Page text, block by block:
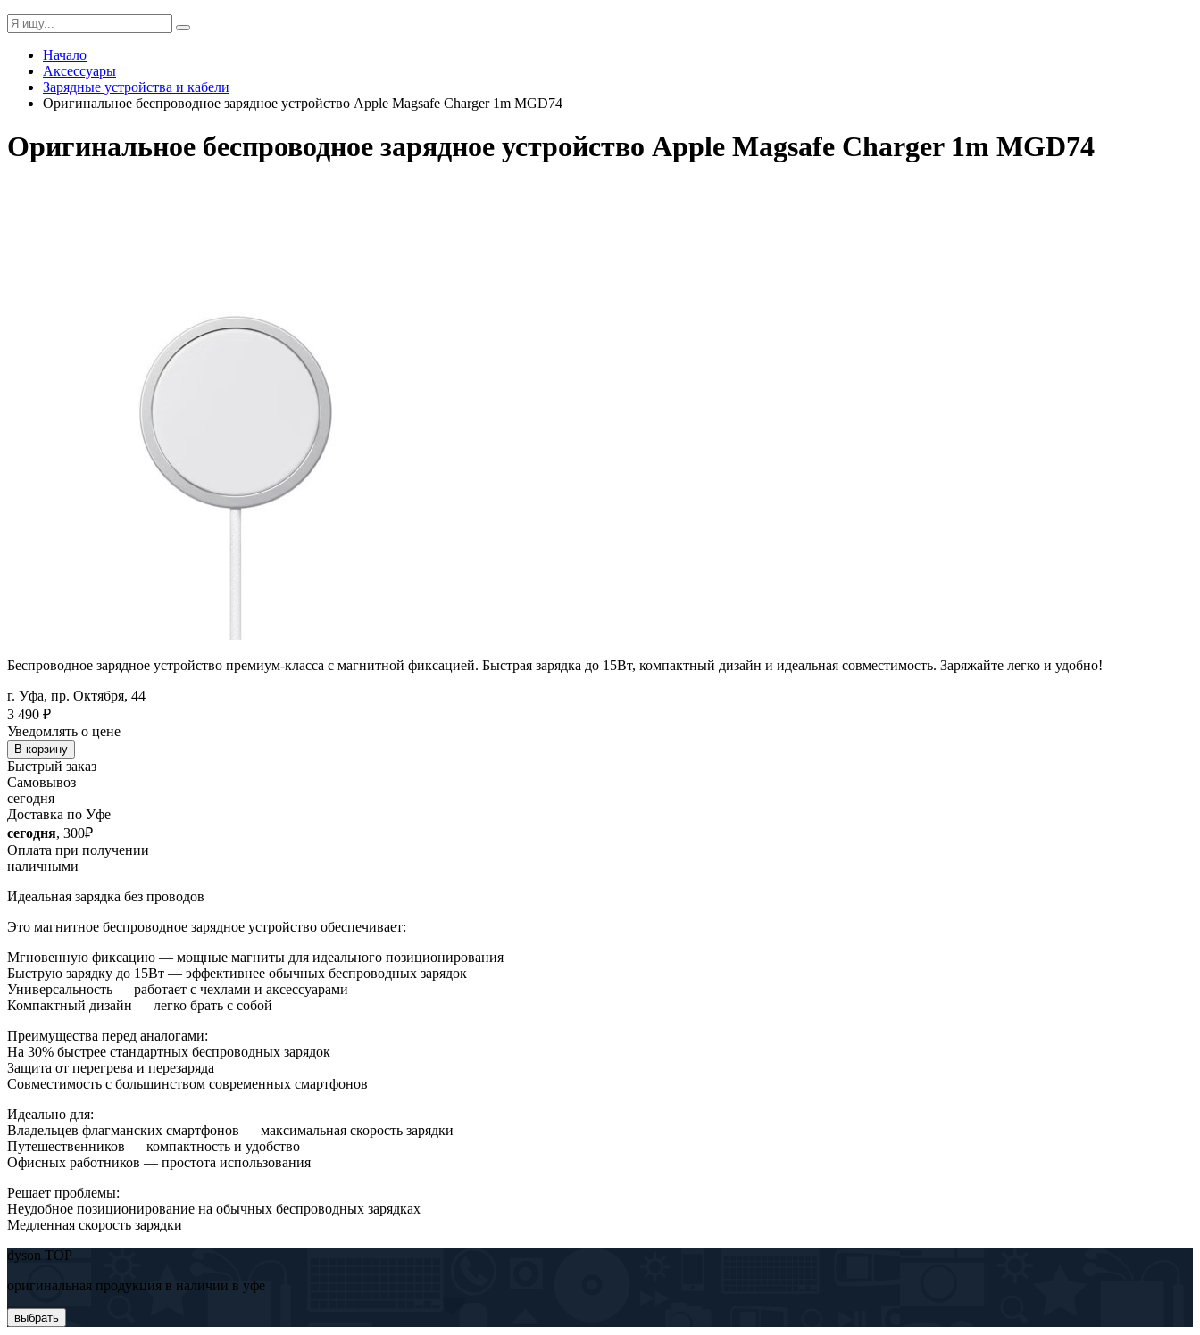
Начало
Аксессуары
Зарядные устройства и кабели
Оригинальное беспроводное зарядное устройство Apple Magsafe Charger 1m MGD74
Оригинальное беспроводное зарядное устройство Apple Magsafe Charger 1m MGD74
Беспроводное зарядное устройство премиум-класса с магнитной фиксацией. Быстрая зарядка до 15Вт, компактный дизайн и идеальная совместимость. Заряжайте легко и удобно!
г. Уфа, пр. Октября, 44
3 490 ₽
Уведомлять о цене
В корзину
Быстрый заказ
Самовывоз
сегодня
Доставка по Уфе
сегодня, 300₽
Оплата при получении
наличными
Идеальная зарядка без проводов
Это магнитное беспроводное зарядное устройство обеспечивает:
Мгновенную фиксацию — мощные магниты для идеального позиционирования
Быструю зарядку до 15Вт — эффективнее обычных беспроводных зарядок
Универсальность — работает с чехлами и аксессуарами
Компактный дизайн — легко брать с собой
Преимущества перед аналогами:
На 30% быстрее стандартных беспроводных зарядок
Защита от перегрева и перезаряда
Совместимость с большинством современных смартфонов
Идеально для:
Владельцев флагманских смартфонов — максимальная скорость зарядки
Путешественников — компактность и удобство
Офисных работников — простота использования
Решает проблемы:
Неудобное позиционирование на обычных беспроводных зарядках
Медленная скорость зарядки
dyson TOP
оригинальная продукция в наличии в уфе
выбрать